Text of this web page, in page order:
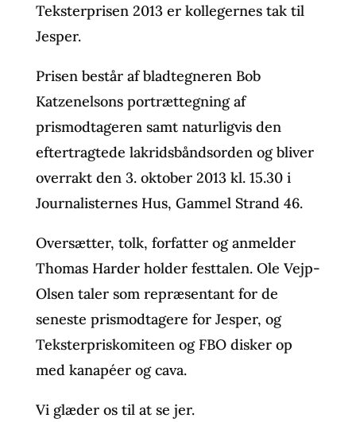
Teksterprisen 2013 er kollegernes tak til
Jesper.
Prisen består af bladtegneren Bob
Katzenelsons portrættegning af
prismodtageren samt naturligvis den
eftertragtede lakridsbåndsorden og bliver
overrakt den 3. oktober 2013 kl. 15.30 i
Journalisternes Hus, Gammel Strand 46.
Oversætter, tolk, forfatter og anmelder
Thomas Harder holder festtalen. Ole Vejp-
Olsen taler som repræsentant for de
seneste prismodtagere for Jesper, og
Teksterpriskomiteen og FBO disker op
med kanapéer og cava.
Vi glæder os til at se jer.